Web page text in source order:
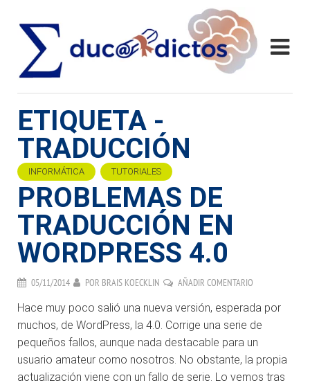
ETIQUETA -
TRADUCCIÓN
INFORMÁTICA TUTORIALES
PROBLEMAS DE
TRADUCCIÓN EN
WORDPRESS 4.0
05/11/2014 POR BRAIS KOECKLIN AÑADIR COMENTARIO
Hace muy poco salió una nueva versión, esperada por
muchos, de WordPress, la 4.0. Corrige una serie de
pequeños fallos, aunque nada destacable para un
usuario amateur como nosotros. No obstante, la propia
actualización viene con un fallo de serie. Lo vemos tras